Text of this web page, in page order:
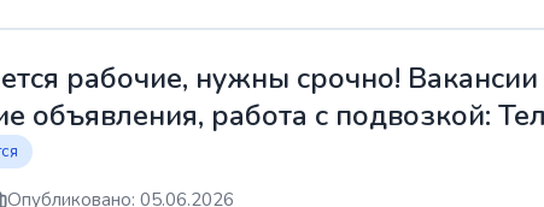
рабочие, нужны срочно!
объявления, работа с подвозкой:
Опубликовано: 05.06.2026